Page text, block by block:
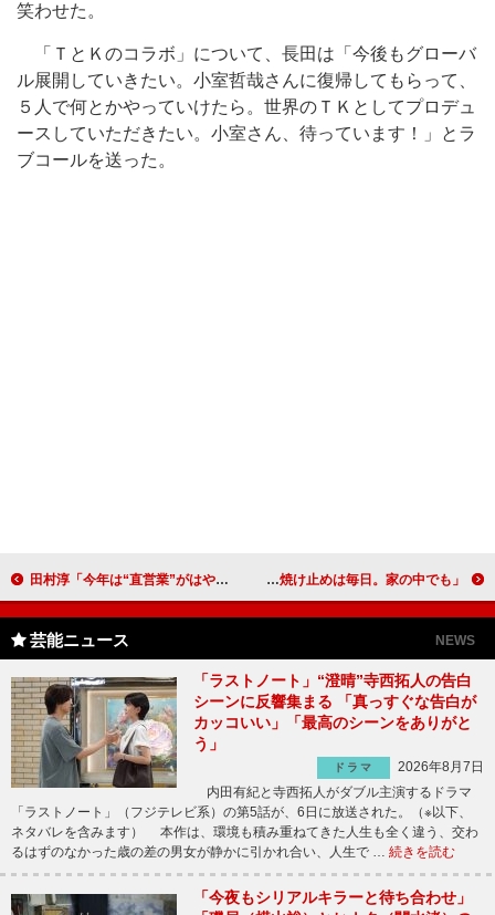
笑わせた。
「ＴとＫのコラボ」について、長田は「今後もグローバ
ル展開していきたい。小室哲哉さんに復帰してもらって、
５人で何とかやっていけたら。世界のＴＫとしてプロデュ
ースしていただきたい。小室さん、待っています！」とラ
ブコールを送った。
田村淳「今年は“直営業”がはやりそう」 相方・亮のテレビ復帰は「春に実現できたら」 Ｍａｔｔ、美肌の秘訣を語る 「日焼け止めは毎日。家の中でも」
芸能ニュース NEWS
「ラストノート」“澄晴”寺西拓人の告白
シーンに反響集まる 「真っすぐな告白が
カッコいい」「最高のシーンをありがと
う」
ドラマ
2026年8月7日
内田有紀と寺西拓人がダブル主演するドラマ
「ラストノート」（フジテレビ系）の第5話が、6日に放送された。（※以下、
ネタバレを含みます） 本作は、環境も積み重ねてきた人生も全く違う、交わ
るはずのなかった歳の差の男女が静かに引かれ合い、人生で … 続きを読む
「今夜もシリアルキラーと待ち合わせ」